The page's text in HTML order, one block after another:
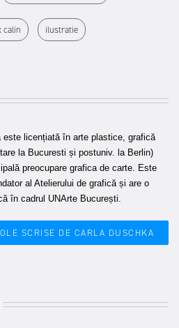
calin ilustratie
este licențiată în arte plastice, grafică
la Bucuresti și postuniv. la Berlin)
preocupare grafica de carte. Este
al Atelierului de grafică și are o
în cadrul UNArte București.
SCRISE DE CARLA DUSCHKA